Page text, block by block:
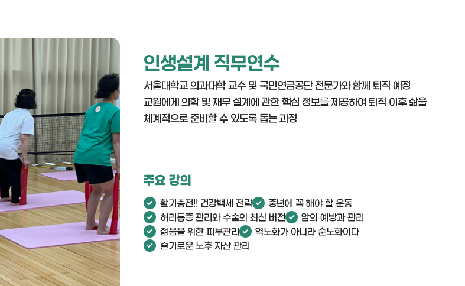
인생설계 직무연수
서울대학교 의과대학 교수 및 국민연금공단 전문가와 함께 퇴직 예정
교원에게 의학 및 재무 설계에 관한 핵심 정보를 제공하여 퇴직 이후 삶을
체계적으로 준비할 수 있도록 돕는 과정
주요 강의
활기충전!! 건강백세 전략
중년에 꼭 해야 할 운동
허리통증 관리와 수술의 최신 버전
암의 예방과 관리
젊음을 위한 피부관리
역노화가 아니라 순노화이다
슬기로운 노후 자산 관리